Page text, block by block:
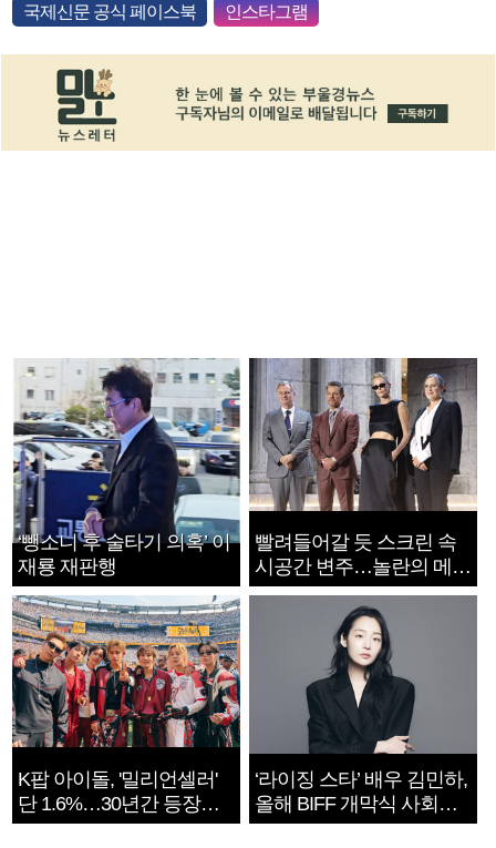
국제신문 공식 페이스북 인스타그램
‘뺑소니 후 술타기 의혹’ 이
재룡 재판행
빨려들어갈 듯 스크린 속
시공간 변주…놀란의 메시
지는 ‘전쟁 속죄’
K팝 아이돌, '밀리언셀러'
단 1.6%…30년간 등장
1182개팀 전수조사
‘라이징 스타’ 배우 김민하,
올해 BIFF 개막식 사회자
확정